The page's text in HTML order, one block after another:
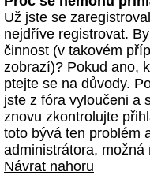
Už jste se
nejdříve registrovat.
činnost (v takovém
zobrazí)? Pokud ano,
ptejte se na důvody.
jste z fóra vyloučeni a
znovu zkontrolujte
toto bývá ten problém
administrátora,
Návrat nahoru